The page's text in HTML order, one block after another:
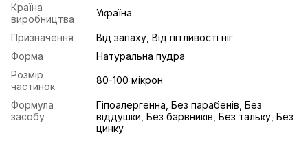
Країна
виробництва
Україна
Призначення
Від запаху, Від пітливості ніг
Форма
Натуральна пудра
Розмір
частинок
80-100 мікрон
Формула
засобу
Гіпоалергенна, Без парабенів, Без
віддушки, Без барвників, Без тальку, Без
цинку